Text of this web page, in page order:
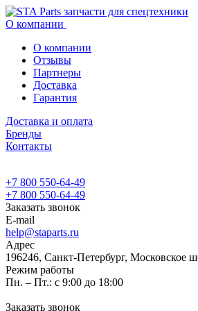
О компании
О компании
Отзывы
Партнеры
Доставка
Гарантия
Доставка и оплата
Бренды
Контакты
+7 800 550-64-49
+7 800 550-64-49
Заказать звонок
E-mail
help@staparts.ru
Адрес
196246, Санкт-Петербург, Московское
Режим работы
Пн. – Пт.: с 9:00 до 18:00
Заказать звонок